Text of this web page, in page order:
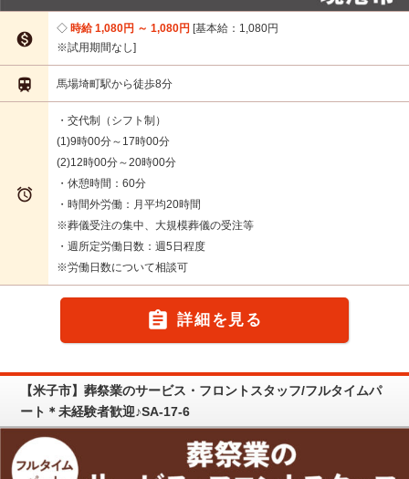

時給 1,080円 ～ 1,080円 基本給：1,080円
※試用期間なし
 馬場埼町駅から徒歩8分

・交代制（シフト制）
(1)9時00分～17時00分
(2)12時00分～20時00分
・休憩時間：60分
・時間外労働：月平均20時間
※葬儀受注の集中、大規模葬儀の受注等
・週所定労働日数：週5日程度
※労働日数について相談可
 詳細を見る
【米子市】葬祭業のサービス・フロントスタッフ/フルタイムパ
ート＊未経験者歓迎♪SA-17-6